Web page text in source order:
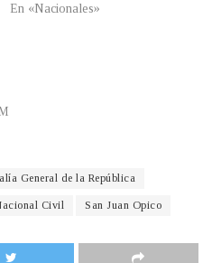
En «Nacionales»
General de la República
Civil San Juan Opico